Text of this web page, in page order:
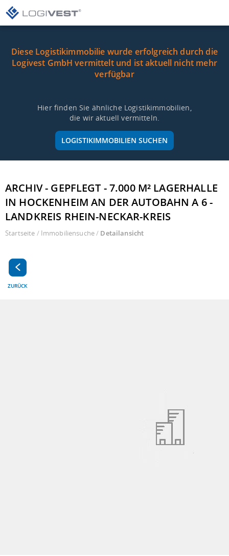
Diese Logistikimmobilie wurde erfolgreich durch die
Logivest GmbH vermittelt und ist aktuell nicht mehr
verfügbar
Hier finden Sie ähnliche Logistikimmobilien,
die wir aktuell vermitteln.
LOGISTIKIMMOBILIEN SUCHEN
ARCHIV - GEPFLEGT - 7.000 M² LAGERHALLE
IN HOCKENHEIM AN DER AUTOBAHN A 6 -
LANDKREIS RHEIN-NECKAR-KREIS
Startseite / Immobiliensuche/ Detailansicht
ZURÜCK